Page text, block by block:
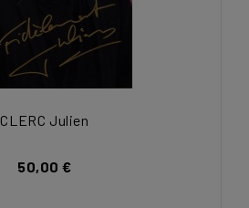
CLERC Julien
50,00 €